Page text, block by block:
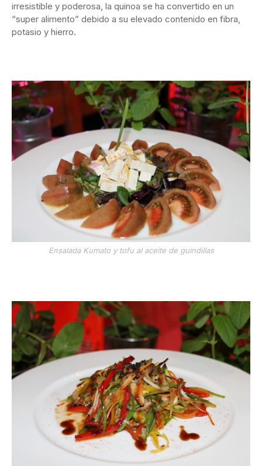
irresistible y poderosa, la quinoa se ha convertido en un
“super alimento” debido a su elevado contenido en fibra,
potasio y hierro.
Ensalada Kumato y tofu al aceite de guindillas